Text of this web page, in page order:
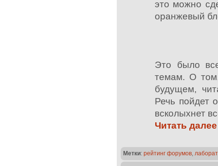
это можно
оранжевый
Это было
темам. О
будущем,
Речь пойдет
всколыхнет
Читать
Метки: рейтинг форумов,